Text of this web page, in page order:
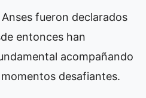
fueron declarados
entonces han
acompañando
desafiantes.